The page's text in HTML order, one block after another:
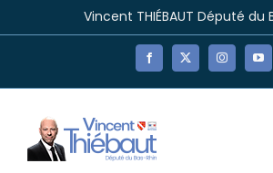
Vincent THIÉBAUT Député du
Facebook
X Instagram